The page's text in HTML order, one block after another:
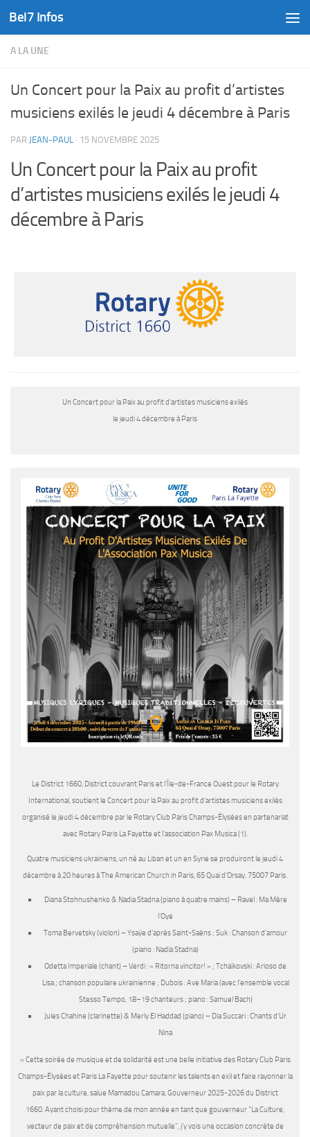
Skip to content
Bel7 Infos
A LA UNE
Un Concert pour la Paix au profit d’artistes
musiciens exilés le jeudi 4 décembre à Paris
PAR JEAN-PAUL · 15 NOVEMBRE 2025
Un Concert pour la Paix au profit
d’artistes musiciens exilés le jeudi 4
décembre à Paris
Un Concert pour la Paix au profit d’artistes musiciens exilés
le jeudi 4 décembre à Paris
Le District 1660, District couvrant Paris et l’Île-de-France Ouest pour le Rotary
International, soutient le Concert pour la Paix au profit d’artistes musiciens exilés
organisé le jeudi 4 décembre par le Rotary Club Paris Champs-Élysées en partenariat
avec Rotary Paris La Fayette et l’association Pax Musica (1).
Quatre musiciens ukrainiens, un né au Liban et un en Syrie se produiront le jeudi 4
décembre à 20 heures à The American Church in Paris, 65 Quai d’Orsay, 75007 Paris.
Diana Stohnushenko & Nadia Stadna (piano à quatre mains) – Ravel : Ma Mère
l’Oye
Toma Bervetsky (violon) – Ysaÿe d’après Saint-Saëns ; Suk : Chanson d’amour
(piano : Nadia Stadna)
Odetta Imperiale (chant) – Verdi : « Ritorna vincitor! » ; Tchaïkovski : Arioso de
Lisa ; chanson populaire ukrainienne ; Dubois : Ave Maria (avec l’ensemble vocal
Stesso Tempo, 18–19 chanteurs ; piano : Samuel Bach)
Jules Chahine (clarinette) & Merly El Haddad (piano) – Dia Succari : Chants d’Ur
Nina
« Cette soirée de musique et de solidarité est une belle initiative des Rotary Club Paris
Champs-Élysées et Paris La Fayette pour soutenir les talents en exil et faire rayonner la
paix par la culture,salue Mamadou Camara, Gouverneur 2025-2026 du District
1660.Ayant choisi pour thème de mon année en tant que gouverneur “La Culture,
vecteur de paix et de compréhension mutuelle”, j’y vois une occasion concrète de